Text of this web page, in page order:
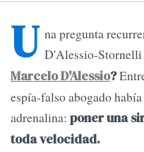
U na pregunta
D'Alessio-Stornelli
Marcelo D'Alessio?
espía-falso abogado
adrenalina: poner una
toda velocidad.